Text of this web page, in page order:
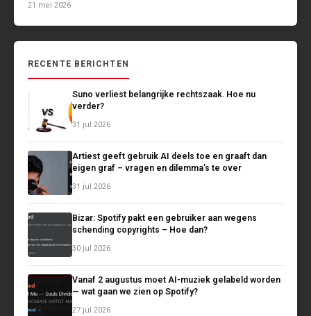
21 mei 2026
RECENTE BERICHTEN
Suno verliest belangrijke rechtszaak. Hoe nu
verder?
31 jul 2026
Artiest geeft gebruik AI deels toe en graaft dan
eigen graf – vragen en dilemma’s te over
31 jul 2026
Bizar: Spotify pakt een gebruiker aan wegens
schending copyrights – Hoe dan?
30 jul 2026
Vanaf 2 augustus moet AI-muziek gelabeld worden
— wat gaan we zien op Spotify?
27 jul 2026